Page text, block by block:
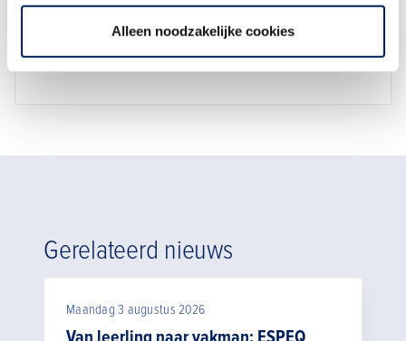
Alleen noodzakelijke cookies
Stuur een e-mail
079-3252 231 / 06-5103 0544
Gerelateerd nieuws
Maandag 3 augustus 2026